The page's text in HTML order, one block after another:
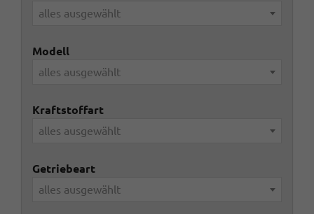
alles ausgewählt
Modell
alles ausgewählt
Kraftstoffart
alles ausgewählt
Getriebeart
alles ausgewählt